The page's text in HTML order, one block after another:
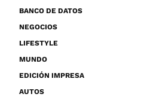
BANCO DE DATOS
NEGOCIOS
LIFESTYLE
MUNDO
EDICIÓN IMPRESA
AUTOS